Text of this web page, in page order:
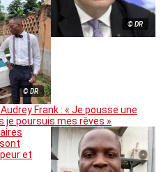
© DR
© DR
Frank : « Je pousse une
je poursuis mes rêves »
et